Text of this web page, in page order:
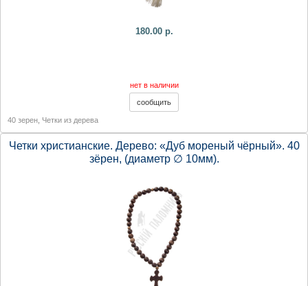
180.00 р.
нет в наличии
40 зерен Четки из дерева
Четки христианские. Дерево: «Дуб мореный чёрный». 40
зёрен, (диаметр ∅ 10мм).